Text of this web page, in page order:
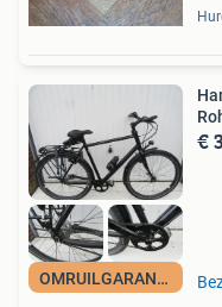
OMRUILGARANTIE
€